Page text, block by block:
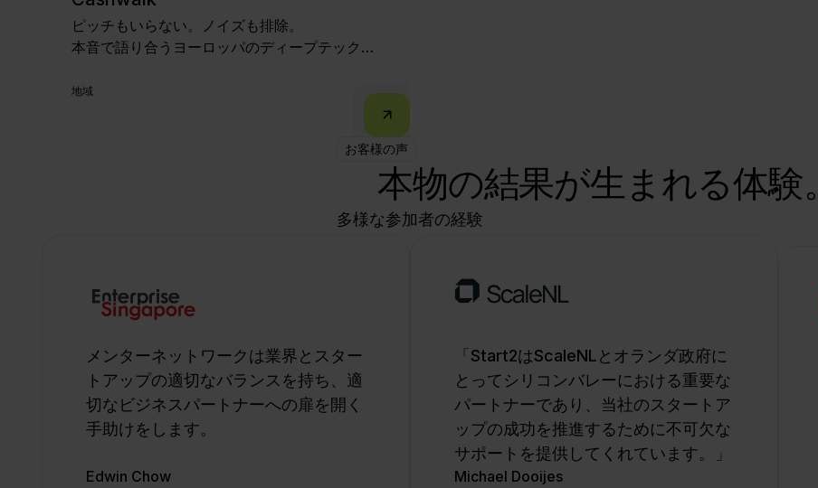
ピッチもいらない。ノイズも排除。
本音で語り合うヨーロッパのディープテック限
地域
お客様の声
本物の結果が生まれる体験。
多様な参加者の経験
メンターネットワークは業界とスター
トアップの適切なバランスを持ち、適
切なビジネスパートナーへの扉を開く
手助けをします。
Edwin Chow
「Start2はScaleNLとオランダ政府に
とってシリコンバレーにおける重要な
パートナーであり、当社のスタートア
ップの成功を推進するために不可欠な
サポートを提供してくれています。」
Michael Dooijes